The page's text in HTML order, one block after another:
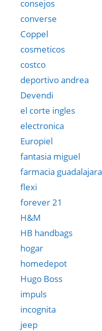
consejos
converse
Coppel
cosmeticos
costco
deportivo andrea
Devendi
el corte ingles
electronica
Europiel
fantasia miguel
farmacia guadalajara
flexi
forever 21
H&M
HB handbags
hogar
homedepot
Hugo Boss
impuls
incognita
jeep